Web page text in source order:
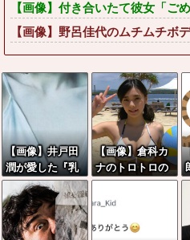
【画像】付き合いたて彼女「ご
【画像】野呂佳代のムチムチボ
【画像】井戸田
潤が愛した『乳
首』がこちらww
wwwwwwww
【画像】倉科カ
ナのトロトロの
乳、ドラマで揺
れまくるwwww